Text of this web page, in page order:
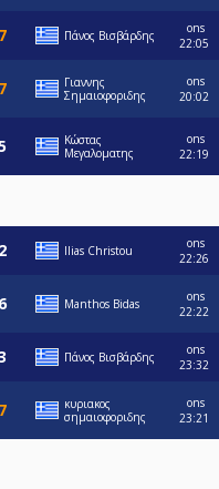
Πάνος Βισβάρδης
ons
22:05
Γιαννης
Σημαιοφοριδης
ons
20:02
Κώστας
Μεγαλοματης
ons
22:19
Ilias Christou
ons
22:26
Manthos Bidas
ons
22:22
Πάνος Βισβάρδης
ons
23:32
κυριακος
σημαιοφοριδης
ons
23:21